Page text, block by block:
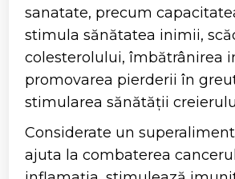
sanatate, precum
stimula sănătatea inimii,
colesterolului, îmbătrânirea
promovarea pierderii în
stimularea sănătății
Considerate un
ajuta la combaterea